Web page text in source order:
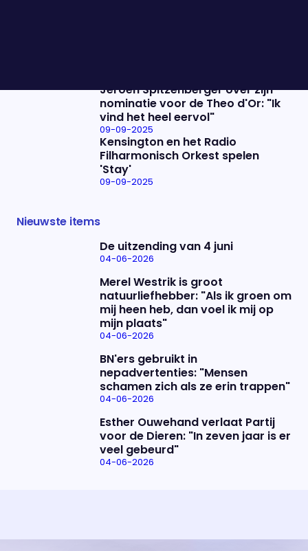
Jeroen Spitzenberger over zijn
nominatie voor de Theo d'Or: "Ik
vind het heel eervol"
09-09-2025
Kensington en het Radio
Filharmonisch Orkest spelen
'Stay'
09-09-2025
Nieuwste items
De uitzending van 4 juni
04-06-2026
Merel Westrik is groot
natuurliefhebber: "Als ik groen om
mij heen heb, dan voel ik mij op
mijn plaats"
04-06-2026
BN'ers gebruikt in
nepadvertenties: "Mensen
schamen zich als ze erin trappen"
04-06-2026
Esther Ouwehand verlaat Partij
voor de Dieren: "In zeven jaar is er
veel gebeurd"
04-06-2026